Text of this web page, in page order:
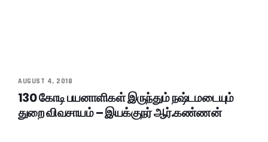
AUGUST 4, 2018
130 கோடி பயனாளிகள் இருந்தும் நஷ்டமடையும்
துறை விவசாயம் – இயக்குநர் ஆர்.கண்ணன்